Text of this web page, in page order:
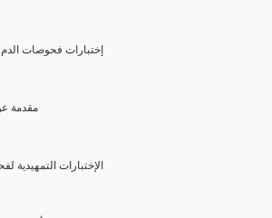
4- إختبارات فحوصات
(11) الإختبارات